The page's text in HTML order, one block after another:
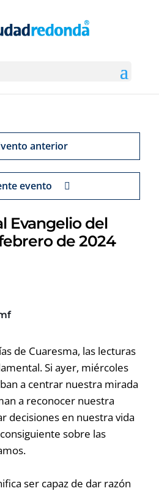
anterior
evento
Evangelio del
de 2024
de Cuaresma, las lecturas
Si ayer, miércoles
a centrar nuestra mirada
a reconocer nuestra
decisiones en nuestra vida
sobre las
ser capaz de dar razón